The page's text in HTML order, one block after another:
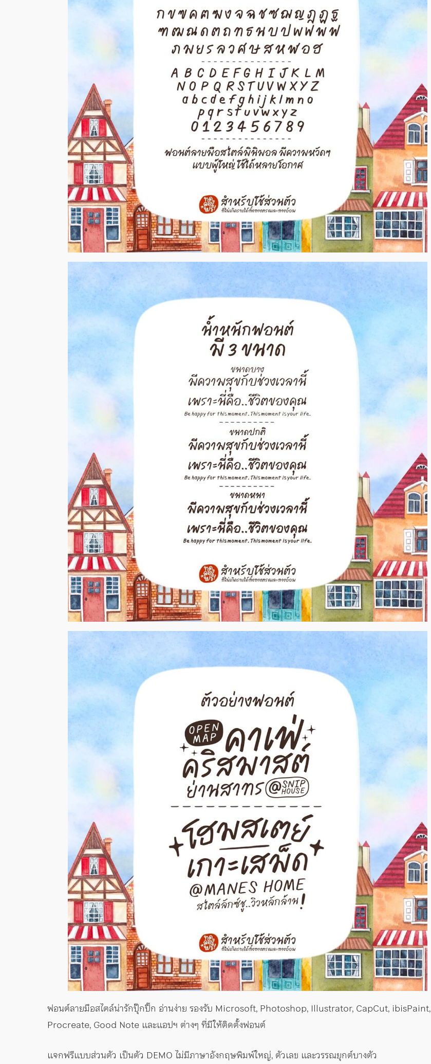
ฟอนต์ลายมือสไตล์น่ารักปุ๊กปิ๊ก อ่านง่าย รองรับ Microsoft, Photoshop, Illustrator, CapCut, ibisPaint,
Procreate, Good Note และแอปฯ ต่างๆ ที่มีให้ติดตั้งฟอนต์
แจกฟรีแบบส่วนตัว เป็นตัว DEMO ไม่มีภาษาอังกฤษพิมพ์ใหญ่, ตัวเลข และวรรณยุกต์บางตัว